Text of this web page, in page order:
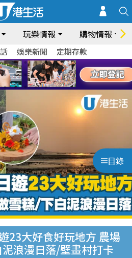
玩樂情報 購物情報
娛樂新聞 定期存款
目錄
23大好食好玩地方 農場
浪漫日落/壁畫村打卡